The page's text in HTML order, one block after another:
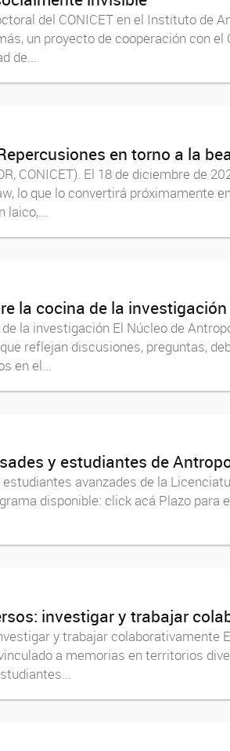
del CONICET en el Instituto de
un proyecto de cooperación con
de...
en torno a la
CONICET). El 18 de diciembre de
lo que lo convertirá próximamente
laico,...
la cocina de la investigación
la investigación El Núcleo de
reflejan discusiones, preguntas,
en el...
y estudiantes de
avanzades de la
disponible: click acá Plazo
investigar y trabajar
y trabajar colaborativamente
a memorias en territorios